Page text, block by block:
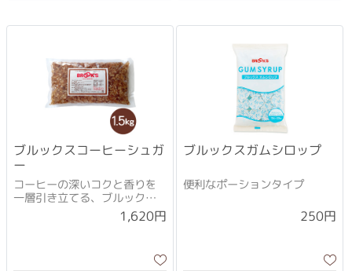
ブルックスコーヒーシュガ
ー
コーヒーの深いコクと香りを
一層引き立てる、ブルックス
1,620円
ブルックスガムシロップ
便利なポーションタイプ
250円